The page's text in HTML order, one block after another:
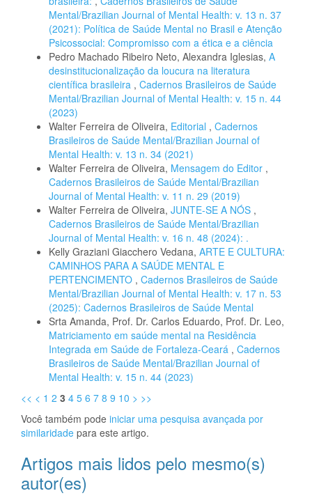
Mental/Brazilian Journal of Mental Health: v. 13 n. 37
(2021): Política de Saúde Mental no Brasil e Atenção
Psicossocial: Compromisso com a ética e a ciência
Pedro Machado Ribeiro Neto, Alexandra Iglesias, A
desinstitucionalização da loucura na literatura
científica brasileira , Cadernos Brasileiros de Saúde
Mental/Brazilian Journal of Mental Health: v. 15 n. 44
(2023)
Walter Ferreira de Oliveira, Editorial , Cadernos
Brasileiros de Saúde Mental/Brazilian Journal of
Mental Health: v. 13 n. 34 (2021)
Walter Ferreira de Oliveira, Mensagem do Editor ,
Cadernos Brasileiros de Saúde Mental/Brazilian
Journal of Mental Health: v. 11 n. 29 (2019)
Walter Ferreira de Oliveira, JUNTE-SE A NÓS ,
Cadernos Brasileiros de Saúde Mental/Brazilian
Journal of Mental Health: v. 16 n. 48 (2024): .
Kelly Graziani Giacchero Vedana, ARTE E CULTURA:
CAMINHOS PARA A SAÚDE MENTAL E
PERTENCIMENTO , Cadernos Brasileiros de Saúde
Mental/Brazilian Journal of Mental Health: v. 17 n. 53
(2025): Cadernos Brasileiros de Saúde Mental
Srta Amanda, Prof. Dr. Carlos Eduardo, Prof. Dr. Leo,
Matriciamento em saúde mental na Residência
Integrada em Saúde de Fortaleza-Ceará , Cadernos
Brasileiros de Saúde Mental/Brazilian Journal of
Mental Health: v. 15 n. 44 (2023)
<< < 1 2 3 4 5 6 7 8 9 10 > >>
Você também pode iniciar uma pesquisa avançada por
similaridade para este artigo.
Artigos mais lidos pelo mesmo(s)
autor(es)